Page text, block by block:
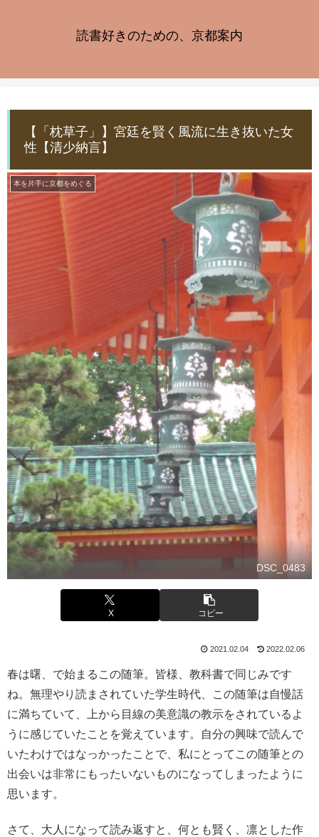
読書好きのための、京都案内
【「枕草子」】宮廷を賢く風流に生き抜いた女
性【清少納言】
本を片手に京都をめぐる
DSC_0483
X コピー
2021.02.04 2022.02.06
春は曙、で始まるこの随筆。皆様、教科書で同じみです
ね。無理やり読まされていた学生時代、この随筆は自慢話
に満ちていて、上から目線の美意識の教示をされているよ
うに感じていたことを覚えています。自分の興味で読んで
いたわけではなっかったことで、私にとってこの随筆との
出会いは非常にもったいないものになってしまったように
思います。
さて、大人になって読み返すと、何とも賢く、凛とした作